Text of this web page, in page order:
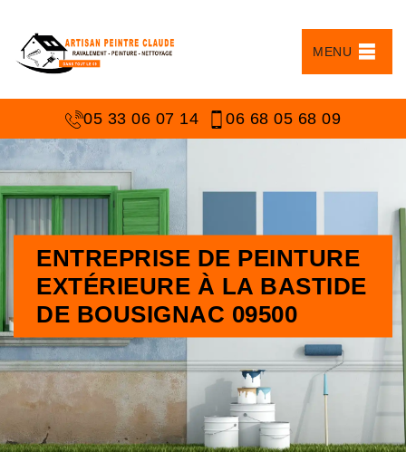
MENU
05 33 06 07 14 06 68 05 68 09
ENTREPRISE DE PEINTURE
EXTÉRIEURE À LA BASTIDE
DE BOUSIGNAC 09500